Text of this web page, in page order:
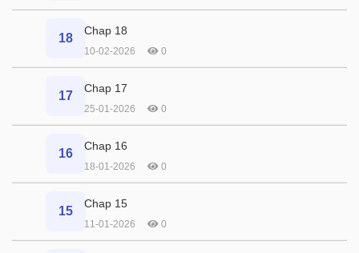
18
Chap 18
10-02-2026 0
17
Chap 17
25-01-2026 0
16
Chap 16
18-01-2026 0
15
Chap 15
11-01-2026 0